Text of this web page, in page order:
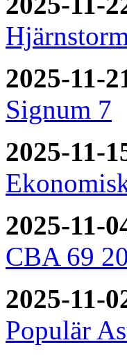
2025-11-
Signum 7
2025-11-
2025-11-
CBA 69
2025-11-
Populär